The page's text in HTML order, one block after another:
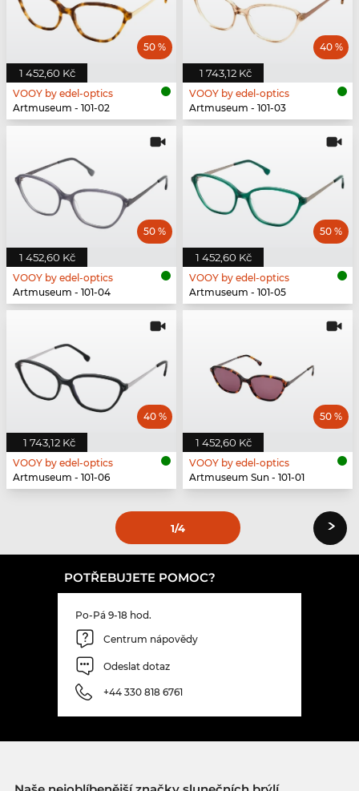
1 452,60 Kč
50 %
VOOY by edel-optics
Artmuseum - 101-02
1 743,12 Kč
40 %
VOOY by edel-optics
Artmuseum - 101-03
1 452,60 Kč
50 %
VOOY by edel-optics
Artmuseum - 101-04
1 452,60 Kč
50 %
VOOY by edel-optics
Artmuseum - 101-05
1 743,12 Kč
40 %
VOOY by edel-optics
Artmuseum - 101-06
1 452,60 Kč
50 %
VOOY by edel-optics
Artmuseum Sun - 101-01
1/4 ›
POTŘEBUJETE POMOC?
Po-Pá 9-18 hod.
Centrum nápovědy
Odeslat dotaz
+44 330 818 6761